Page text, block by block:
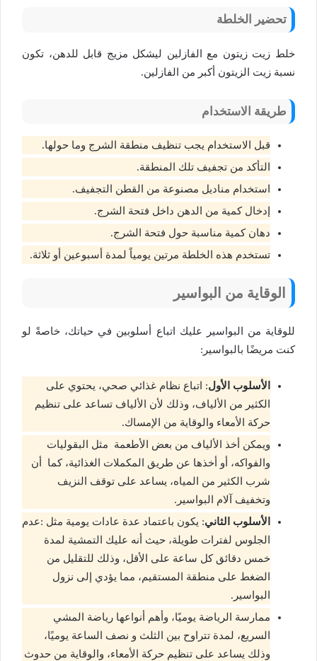
تحضير الخلطة
خلط زيت زيتون مع الفازلين ليشكل مزيج قابل للدهن، تكون
نسبة زيت الزيتون أكبر من الفازلين.
طريقة الاستخدام
قبل الاستخدام يجب تنظيف منطقة الشرج وما حولها.
التأكد من تجفيف تلك المنطقة.
استخدام مناديل مصنوعة من القطن التجفيف.
إدخال كمية من الدهن داخل فتحة الشرج.
دهان كمية مناسبة حول فتحة الشرج.
تستخدم هذه الخلطة مرتين يومياً لمدة أسبوعين أو ثلاثة.
الوقاية من البواسير
للوقاية من البواسير عليك اتباع أسلوبين في حياتك، خاصةً لو
كنت مريضًا بالبواسير:
الأسلوب الأول: اتباع نظام غذائي صحي، يحتوي على
الكثير من الألياف، وذلك لأن الألياف تساعد على تنظيم
حركة الأمعاء والوقاية من الإمساك.
ويمكن أخذ الألياف من بعض الأطعمة مثل البقوليات
والفواكه، أو أخذها عن طريق المكملات الغذائية، كما أن
شرب الكثير من المياه، يساعد على توقف النزيف
وتخفيف آلام البواسير.
الأسلوب الثاني: يكون باعتماد عدة عادات يومية مثل :عدم
الجلوس لفترات طويلة، حيث أنه عليك التمشية لمدة
خمس دقائق كل ساعة على الأقل، وذلك للتقليل من
الضغط على منطقة المستقيم، مما يؤدي إلى نزول
البواسير.
ممارسة الرياضة يوميًا، وأهم أنواعها رياضة المشي
السريع، لمدة تتراوح بين الثلث و نصف الساعة يوميًا،
وذلك يساعد على تنظيم حركة الأمعاء، والوقاية من حدوث